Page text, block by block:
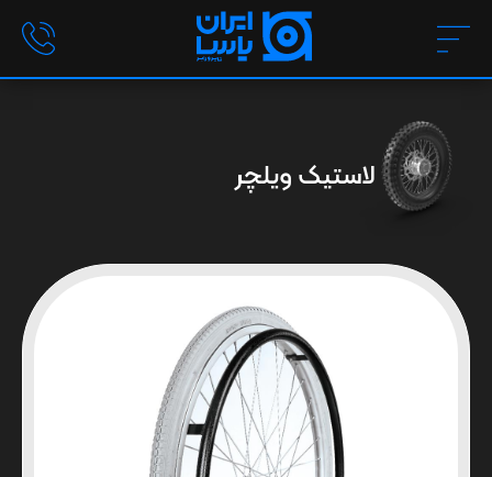
لاستیک ویلچر